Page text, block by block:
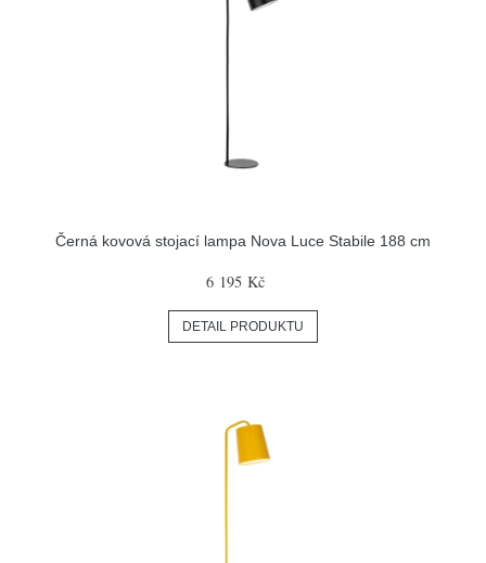
Černá kovová stojací lampa Nova Luce Stabile 188 cm
6 195 Kč
DETAIL PRODUKTU